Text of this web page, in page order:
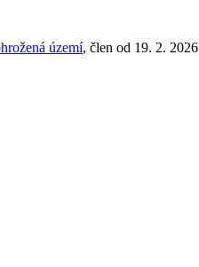
území, člen od 19. 2. 2026